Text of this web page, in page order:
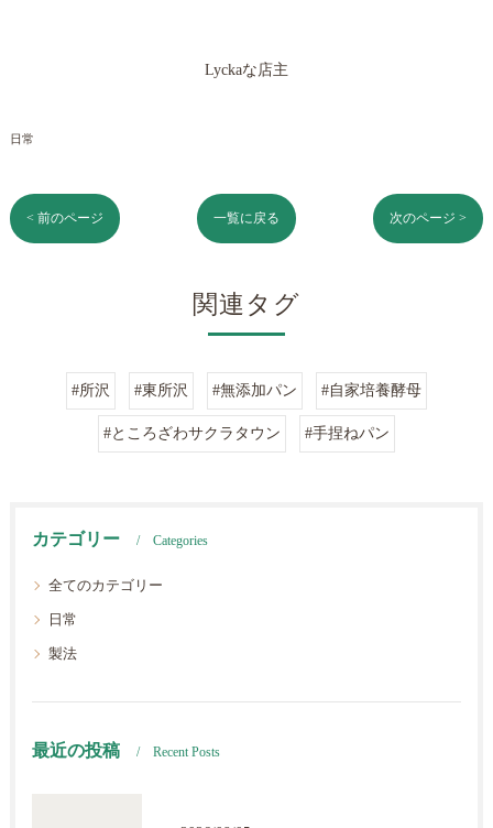
Lyckaな店主
日常
< 前のページ 一覧に戻る 次のページ >
関連タグ
#所沢 #東所沢 #無添加パン #自家培養酵母
#ところざわサクラタウン #手捏ねパン
カテゴリー Categories
全てのカテゴリー
日常
製法
最近の投稿 Recent Posts